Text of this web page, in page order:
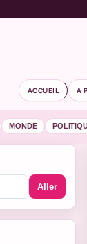
ACCUEIL A
MONDE
Aller